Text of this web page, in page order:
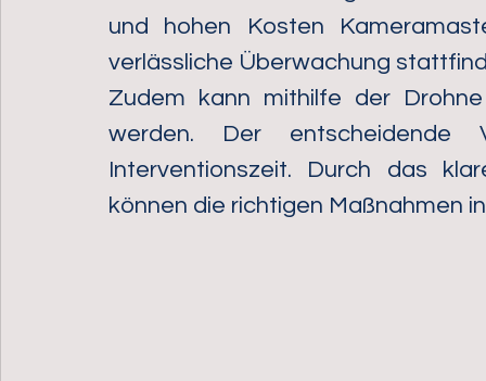
und hohen Kosten
verlässliche Überwachung
Zudem kann mithilfe der
werden. Der
Interventionszeit. Durch das
können die richtigen Maßnahmen